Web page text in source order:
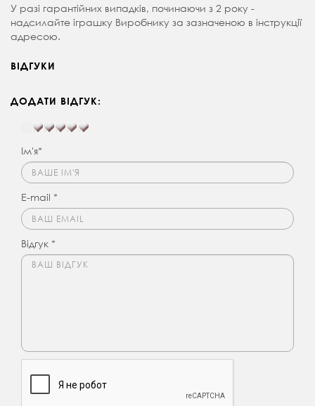
У разі гарантійних випадків, починаючи з 2 року -
надсилайте іграшку Виробнику за зазначеною в інструкції
адресою.
ВІДГУКИ
ДОДАТИ ВІДГУК:
Ім'я*
E-mail *
Відгук *